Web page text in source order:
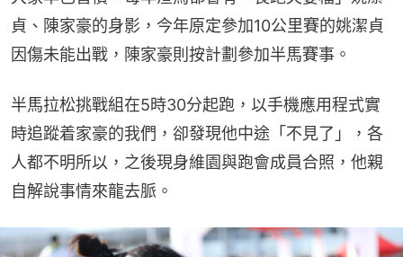
貞、陳家豪的身影，今年原定參加10公里賽的姚潔貞
因傷未能出戰，陳家豪則按計劃參加半馬賽事。
半馬拉松挑戰組在5時30分起跑，以手機應用程式實
時追蹤着家豪的我們，卻發現他中途「不見了」，各
人都不明所以，之後現身維園與跑會成員合照，他親
自解說事情來龍去脈。